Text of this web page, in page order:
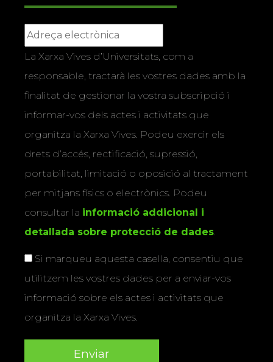
La Xarxa Vives d’Universitats, com a
responsable, tractarà les vostres dades amb la
finalitat de gestionar la vostra subscripció i
informar-vos dels actes i activitats que
organitza la Xarxa Vives. Podeu exercir els
drets d’accés, rectificació, supressió,
portabilitat, limitació o oposició al tractament
per mitjans físics o electrònics. Podeu
consultar la informació addicional i
detallada sobre protecció de dades
Si marqueu aquesta casella, consentiu que
utilitzem les vostres dades per a enviar-vos
informació sobre els actes i activitats que
organitza la Xarxa Vives.